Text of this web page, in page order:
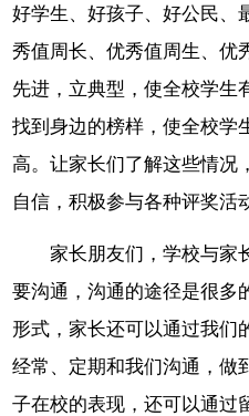
好学生、好孩子、好公民、
秀值周长、优秀值周生、优
先进，立典型，使全校学生
找到身边的榜样，使全校学
高。让家长们了解这些情况
自信，积极参与各种评奖活
家长朋友们，学校与家
要沟通，沟通的途径是很多
形式，家长还可以通过我们
经常、定期和我们沟通，做
子在校的表现，还可以通过